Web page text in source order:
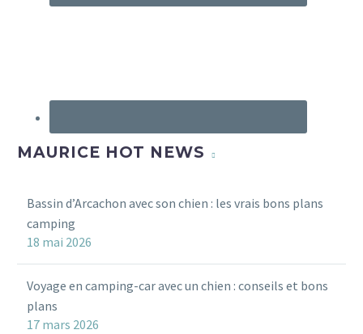
MAURICE HOT NEWS
Bassin d’Arcachon avec son chien : les vrais bons plans
camping
18 mai 2026
Voyage en camping-car avec un chien : conseils et bons
plans
17 mars 2026